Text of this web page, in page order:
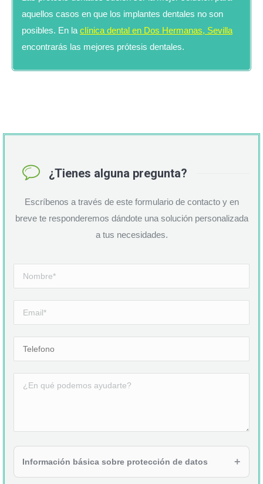
aquellos casos en que los implantes dentales no son
posibles. En la clínica dental en Dos Hermanas, Sevilla
encontrarás las mejores prótesis dentales.
¿Tienes alguna pregunta?
Escríbenos a través de este formulario de contacto y en
breve te responderemos dándote una solución personalizada
a tus necesidades.
Información básica sobre protección de datos